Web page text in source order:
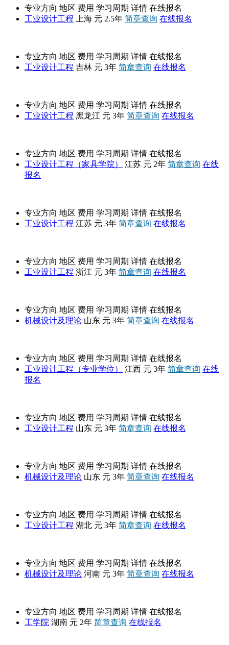
专业方向 地区 费用 学习周期 详情 在线报名
工业设计工程
上海 元 2.5年 简章查询 在线报名
专业方向 地区 费用 学习周期 详情 在线报名
工业设计工程 吉林 元 3年 简章查询 在线报名
专业方向 地区 费用 学习周期 详情 在线报名
工业设计工程 黑龙江 元 3年 简章查询 在线报名
专业方向 地区 费用 学习周期 详情 在线报名
工业设计工程（家具学院）
江苏 元 2年 简章查询 在线
报名
专业方向 地区 费用 学习周期 详情 在线报名
工业设计工程 江苏 元 3年 简章查询 在线报名
专业方向 地区 费用 学习周期 详情 在线报名
工业设计工程 浙江 元 3年 简章查询 在线报名
专业方向 地区 费用 学习周期 详情 在线报名
机械设计及理论 山东 元 3年 简章查询 在线报名
专业方向 地区 费用 学习周期 详情 在线报名
工业设计工程（专业学位）
江西 元 3年 简章查询 在线
报名
专业方向 地区 费用 学习周期 详情 在线报名
工业设计工程 山东 元 3年 简章查询 在线报名
专业方向 地区 费用 学习周期 详情 在线报名
机械设计及理论 山东 元 3年 简章查询 在线报名
专业方向 地区 费用 学习周期 详情 在线报名
工业设计工程 湖北 元 3年 简章查询 在线报名
专业方向 地区 费用 学习周期 详情 在线报名
机械设计及理论 河南 元 3年 简章查询 在线报名
专业方向 地区 费用 学习周期 详情 在线报名
工学院 湖南 元 2年 简章查询 在线报名